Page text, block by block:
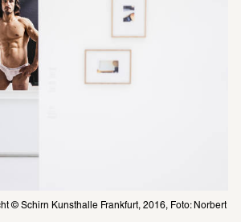
© Schirn Kunsthalle Frankfurt, 2016, Foto: Norbert